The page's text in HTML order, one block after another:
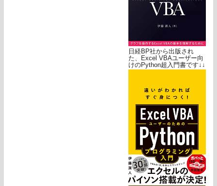
日経BP社から出版され
た、Excel VBAユーザー向
けのPython超入門書です↓↓